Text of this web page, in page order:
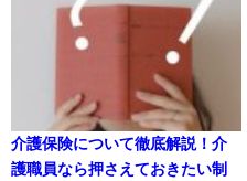
介護保険について徹底解説！介
護職員なら押さえておきたい制